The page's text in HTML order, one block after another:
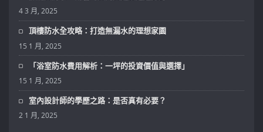
4 3 月, 2025
頂樓防水全攻略：打造無漏水的理想家園
15 1 月, 2025
「浴室防水費用解析：一坪的投資價值與選擇」
15 1 月, 2025
室內設計師的學歷之路：是否真有必要？
2 1 月, 2025